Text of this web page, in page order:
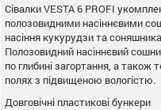
Сівалки VESTA 6 PROFI
полозовидними насіннєвими
насіння кукурудзи та
Полозовидний насіннєвий
по глибині загортання, а також
полях з підвищеною вологістю.
Довговічні пластикові бункери